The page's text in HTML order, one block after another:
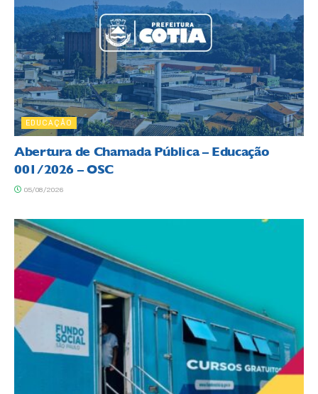
EDUCAÇÃO
Abertura de Chamada Pública – Educação
001/2026 – OSC
05/08/2026